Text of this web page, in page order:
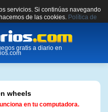
servicios. Si continúas navegando
de las cookies. Política de
gratis a diario en
wheels
en tu computadora.